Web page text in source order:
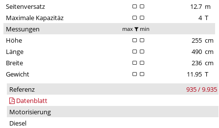
Seitenversatz
12.7 m
Maximale Kapazitäz
4 T
Messungen
max min
Höhe 255 cm
Länge
490 cm
Breite
236 cm
Gewicht
11.95 T
Referenz
935 / 9.935
Datenblatt
Motorisierung
Diesel